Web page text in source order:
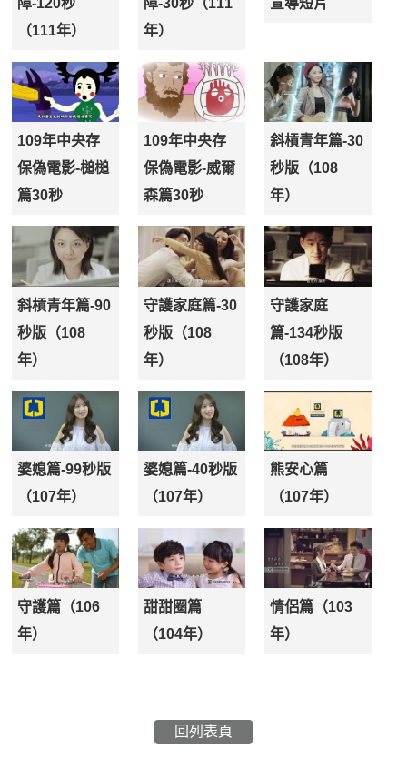
障-120秒
（111年）
障-30秒（111
年）
宣導短片
109年中央存
保偽電影-槌槌
篇30秒
109年中央存
保偽電影-威爾
森篇30秒
斜槓青年篇-30
秒版（108
年）
斜槓青年篇-90
秒版（108
年）
守護家庭篇-30
秒版（108
年）
守護家庭
篇-134秒版
（108年）
婆媳篇-99秒版
（107年）
婆媳篇-40秒版
（107年）
熊安心篇
（107年）
守護篇（106
年）
甜甜圈篇
（104年）
情侶篇（103
年）
回列表頁